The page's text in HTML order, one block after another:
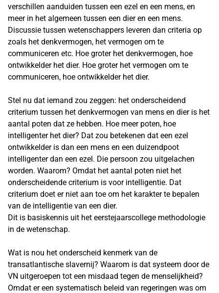
verschillen aanduiden tussen een ezel en een mens, en
meer in het algemeen tussen een dier en een mens.
Discussie tussen wetenschappers leveren dan criteria op
zoals het denkvermogen, het vermogen om te
communiceren etc. Hoe groter het denkvermogen, hoe
ontwikkelder het dier. Hoe groter het vermogen om te
communiceren, hoe ontwikkelder het dier.
Stel nu dat iemand zou zeggen: het onderscheidend
criterium tussen het denkvermogen van mens en dier is het
aantal poten dat ze hebben. Hoe meer poten, hoe
intelligenter het dier? Dat zou betekenen dat een ezel
ontwikkelder is dan een mens en een duizendpoot
intelligenter dan een ezel. Die persoon zou uitgelachen
worden. Waarom? Omdat het aantal poten niet het
onderscheidende criterium is voor intelligentie. Dat
criterium doet er niet aan toe om het karakter te bepalen
van de intelligentie van een dier.
Dit is basiskennis uit het eerstejaarscollege methodologie
in de wetenschap.
Wat is nou het onderscheid kenmerk van de
transatlantische slavernij? Waarom is dat systeem door de
VN uitgeroepen tot een misdaad tegen de menselijkheid?
Omdat er een systematisch beleid van regeringen was om